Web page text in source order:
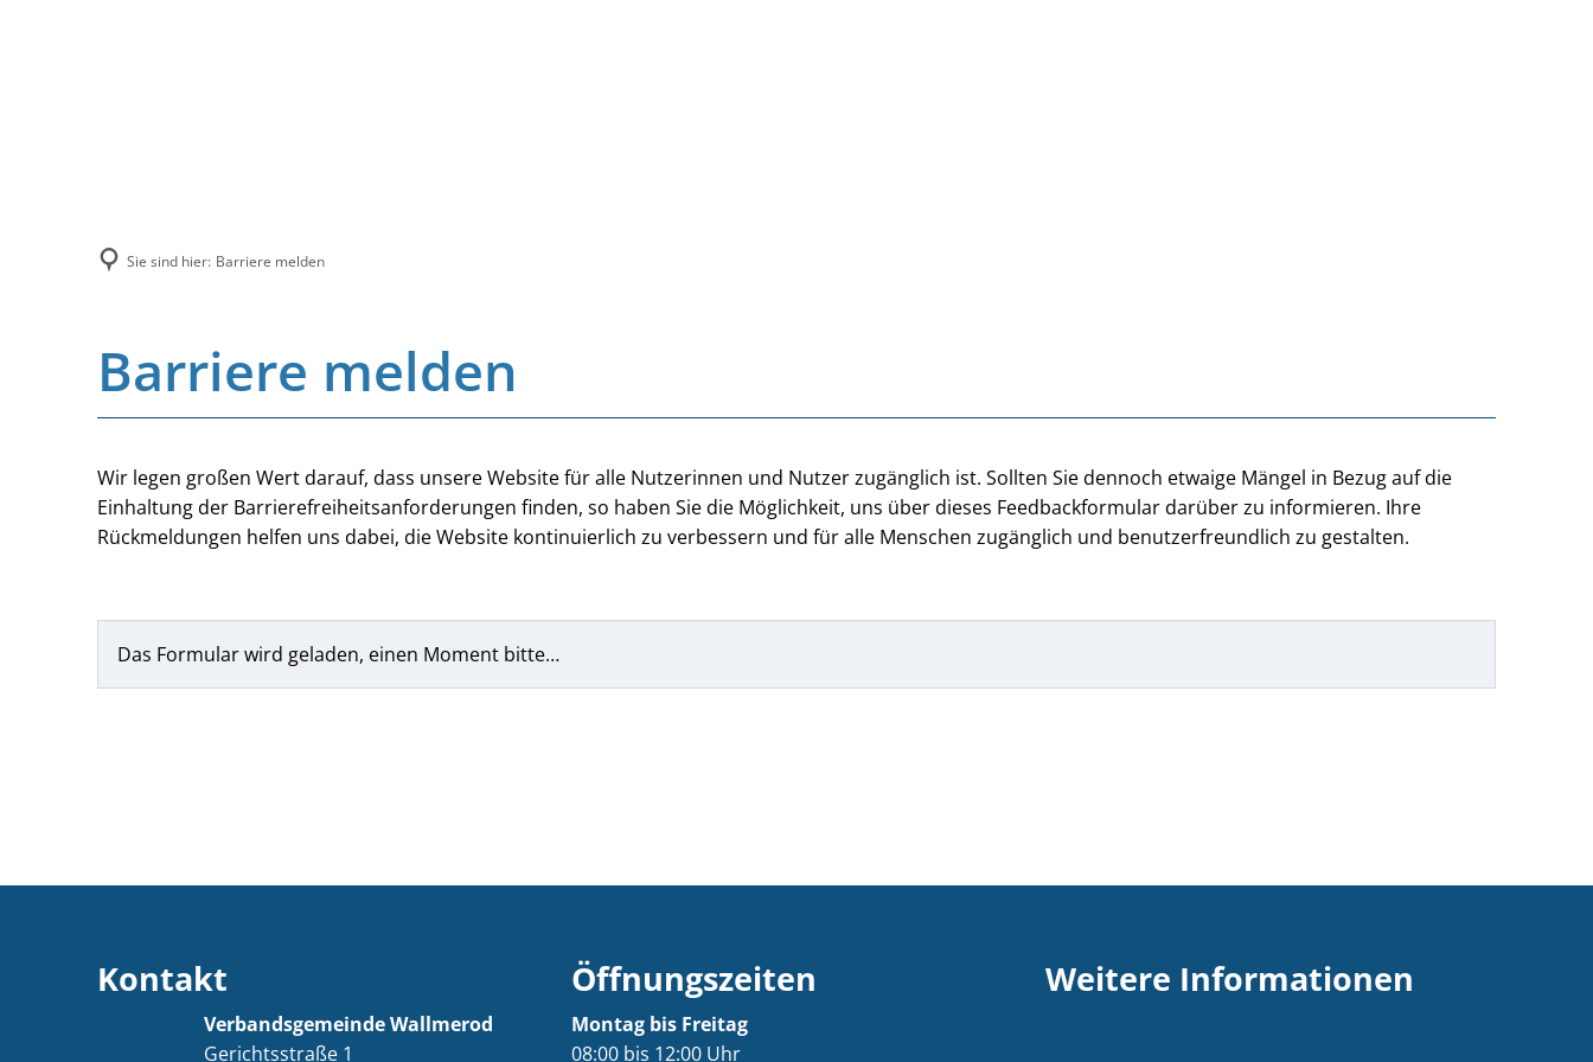
Sie sind hier: Barriere melden
Barriere melden
Wir legen großen Wert darauf, dass unsere Website für alle Nutzerinnen und Nutzer zugänglich ist. Sollten Sie dennoch etwaige Mängel in Bezug auf die
Einhaltung der Barrierefreiheitsanforderungen finden, so haben Sie die Möglichkeit, uns über dieses Feedbackformular darüber zu informieren. Ihre
Rückmeldungen helfen uns dabei, die Website kontinuierlich zu verbessern und für alle Menschen zugänglich und benutzerfreundlich zu gestalten.
Das Formular wird geladen, einen Moment bitte…
Kontakt
Verbandsgemeinde Wallmerod
Gerichtsstraße 1
Öffnungszeiten
Montag bis Freitag
08:00 bis 12:00 Uhr
Weitere Informationen